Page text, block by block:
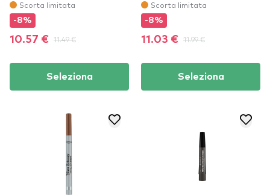
Scorta limitata
-8%
10.57 € 11.49 €
Seleziona
Scorta limitata
-8%
11.03 € 11.99 €
Seleziona